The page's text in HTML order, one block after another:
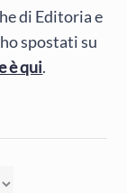
di Editoria e
spostati su
è qui.